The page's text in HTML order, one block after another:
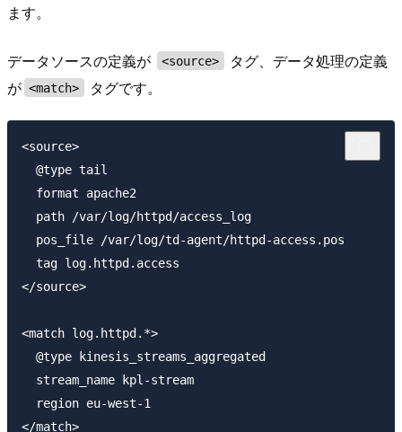
ます。
データソースの定義が <source>
タグ、データ処理の定義
が <match> タグです。
<source>
  @type tail
  format apache2
  path /var/log/httpd/access_log
  pos_file /var/log/td-agent/httpd-access.pos
  tag log.httpd.access
</source>
<match log.httpd.*>
  @type kinesis_streams_aggregated
  stream_name kpl-stream
  region eu-west-1